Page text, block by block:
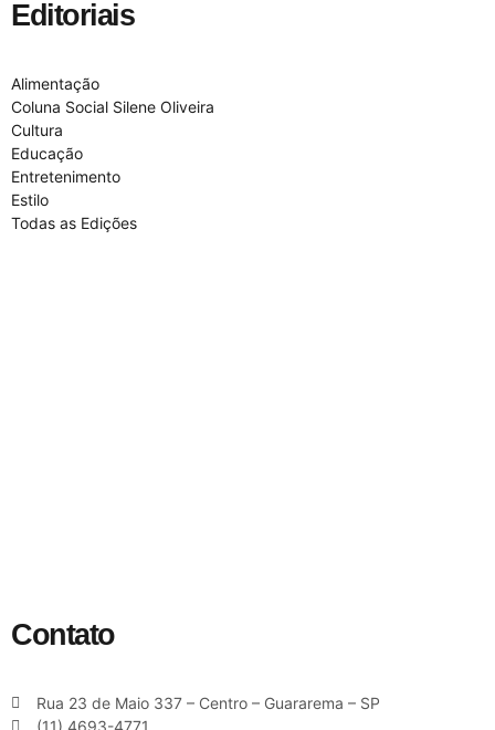
Editoriais
Alimentação
Coluna Social Silene Oliveira
Cultura
Educação
Entretenimento
Estilo
Todas as Edições
Contato
Rua 23 de Maio 337 – Centro – Guararema – SP